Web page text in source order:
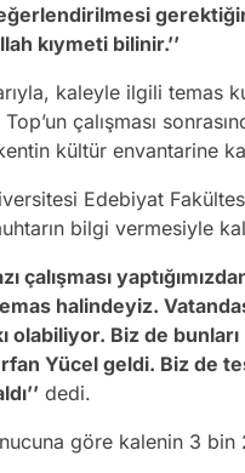
kıymeti bilinir.’’
kaleyle ilgili temas
Top’un çalışması
kültür envantarine
Edebiyat
bilgi vermesiyle
çalışması
halindeyiz.
olabiliyor. Biz de
Yücel geldi. Biz de
dedi.
göre kalenin 3